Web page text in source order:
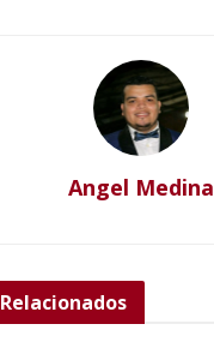
Angel Medina
Relacionados